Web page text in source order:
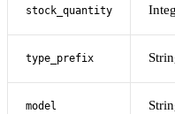
stock_quantity
type_prefix
model